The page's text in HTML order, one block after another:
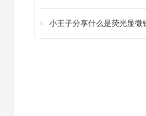
小王子分享什么是荧光显微